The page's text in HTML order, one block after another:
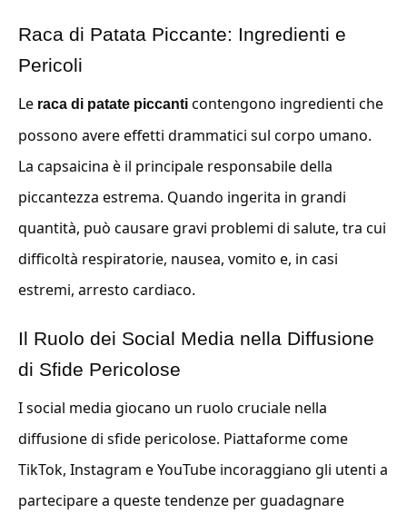
Raca di Patata Piccante: Ingredienti e
Pericoli
Le raca di patate piccanti contengono ingredienti che
possono avere effetti drammatici sul corpo umano.
La capsaicina è il principale responsabile della
piccantezza estrema. Quando ingerita in grandi
quantità, può causare gravi problemi di salute, tra cui
difficoltà respiratorie, nausea, vomito e, in casi
estremi, arresto cardiaco.
Il Ruolo dei Social Media nella Diffusione
di Sfide Pericolose
I social media giocano un ruolo cruciale nella
diffusione di sfide pericolose. Piattaforme come
TikTok, Instagram e YouTube incoraggiano gli utenti a
partecipare a queste tendenze per guadagnare